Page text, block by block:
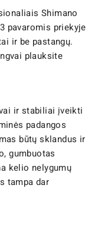
Shimano
pavaromis priekyje
ir be pastangų.
plauksite
ir stabiliai įveikti
padangos
būtų sklandus ir
gumbuotas
kelio nelygumų
tampa dar